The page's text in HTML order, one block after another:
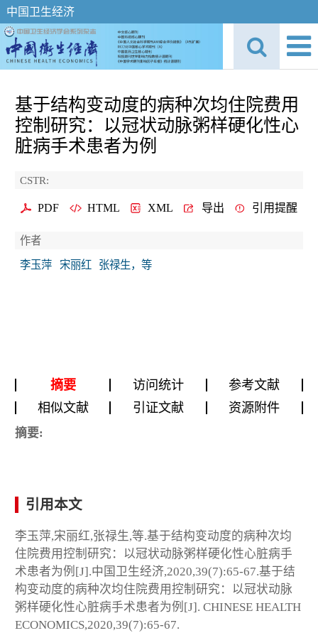
中国卫生经济
基于结构变动度的病种次均住院费用
控制研究：以冠状动脉粥样硬化性心
脏病手术患者为例
CSTR:
PDF HTML XML 导出 引用提醒
作者
李玉萍
宋丽红 张禄生，等
摘要 访问统计
参考文献
相似文献
引证文献 资源附件
摘要:
引用本文
李玉萍,宋丽红,张禄生,等.基于结构变动度的病种次均
住院费用控制研究：以冠状动脉粥样硬化性心脏病手
术患者为例[J].中国卫生经济,2020,39(7):65-67.基于结
构变动度的病种次均住院费用控制研究：以冠状动脉
粥样硬化性心脏病手术患者为例[J]. CHINESE HEALTH
ECONOMICS,2020,39(7):65-67.